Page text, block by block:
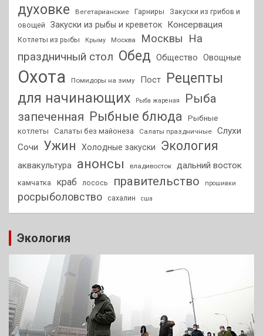
духовке
Вегетарианские Гарниры
Закуски из грибов и
овощей
Закуски из рыбы и креветок Консервация
Котлеты из рыбы Крыму Москва Москвы На
праздничный стол Обед Общество Овощные
Охота Помидоры на зиму Пост
Рецепты
для начинающих
Рыба жареная
Рыба
запеченная Рыбные блюда
Рыбные
котлеты
Салаты без майонеза Салаты праздничные
Слухи
Сочи
Ужин Холодные закуски Экология
аквакультура анонсы владивосток дальний восток
камчатка краб лосось правительство прошивки
росрыболовство сахалин сша
Экология